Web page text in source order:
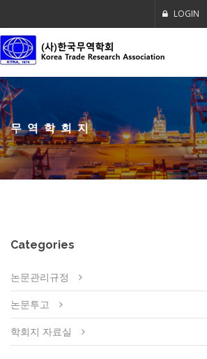
LOGIN
무역학회지
Categories
논문관리규정
논문투고
학회지 자료실